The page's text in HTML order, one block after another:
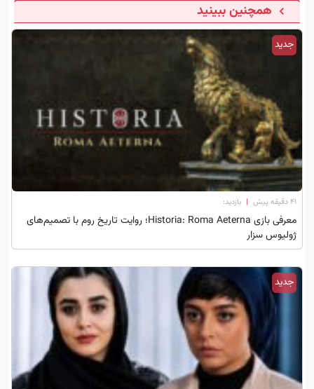
همچنین ببینید
جدید
۴۱ دقیقه پیش | بازدید:
معرفی بازی Historia: Roma Aeterna؛ روایت تاریخ روم با تصمیم‌های
ژولیوس سزار
جدید